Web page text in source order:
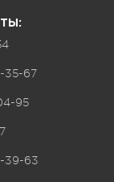
35-67
95
39-63